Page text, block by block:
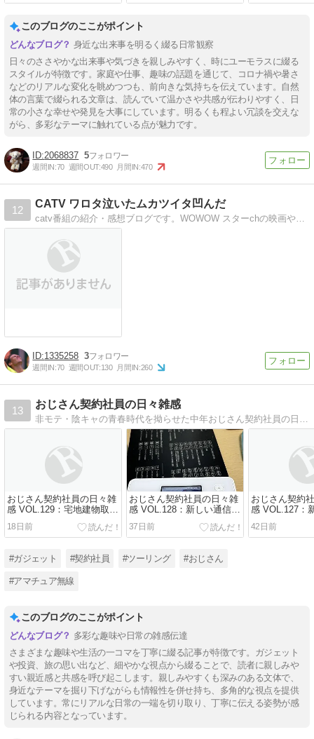
このブログのここがポイント
身近な出来事を明るく綴る日常観察
日々のささやかな出来事や気づきを親しみやすく、時にユーモラスに綴る
スタイルが特徴です。家庭や仕事、趣味の話題を通じて、コロナ禍や暑さ
などのリアルな変化を眺めつつも、前向きな気持ちを伝えています。自然
体の言葉で綴られる文章は、読んでいて温かさや共感が伝わりやすく、日
常の小さな幸せや発見を大事にしています。明るくも程よい冗談を交えな
がら、多彩なテーマに触れている点が魅力です。
2068837 5
週間IN:70 週間OUT:490 月間IN:470
12
CATV ワロタ泣いたムカツイタ凹んだ
catv番組の紹介・感想ブログです。WOWOW スターchの映画やスポーツ番組を見まくってます！
1335258 3
週間IN:70 週間OUT:130 月間IN:260
13
おじさん契約社員の日々雑感
非モテ・陰キャの青春時代を拗らせた中年おじさん契約社員の日々の感じたことを思うがまま書きます。
おじさん契約社員の日々雑
感 VOL.129：宅地建物取引
士試験の出願しました
18日前
おじさん契約社員の日々雑
感 VOL.128：新しい通信サ
ービスを契約しました
37日前
おじさん契約
感 VOL.127：
ルルーターを
42日前
#ガジェット #契約社員 #ツーリング #おじさん
#アマチュア無線
このブログのここがポイント
多彩な趣味や日常の雑感伝達
さまざまな趣味や生活の一コマを丁寧に綴る記事が特徴です。ガジェット
や投資、旅の思い出など、細やかな視点から綴ることで、読者に親しみや
すい親近感と共感を呼び起こします。親しみやすくも深みのある文体で、
身近なテーマを掘り下げながらも情報性を併せ持ち、多角的な視点を提供
しています。常にリアルな日常の一端を切り取り、丁寧に伝える姿勢が感
じられる内容となっています。